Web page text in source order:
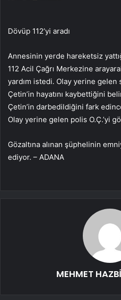
Dövüp 112’yi aradı
Annesinin yerde hareketsiz
112 Acil Çağrı Merkezine
yardım istedi. Olay yerine gelen
Çetin’in hayatını kaybettiğini
Çetin’in darbedildiğini fark
Olay yerine gelen polis O.Ç.’yi
Gözaltına alınan şüphelinin
ediyor. – ADANA
MEHMET